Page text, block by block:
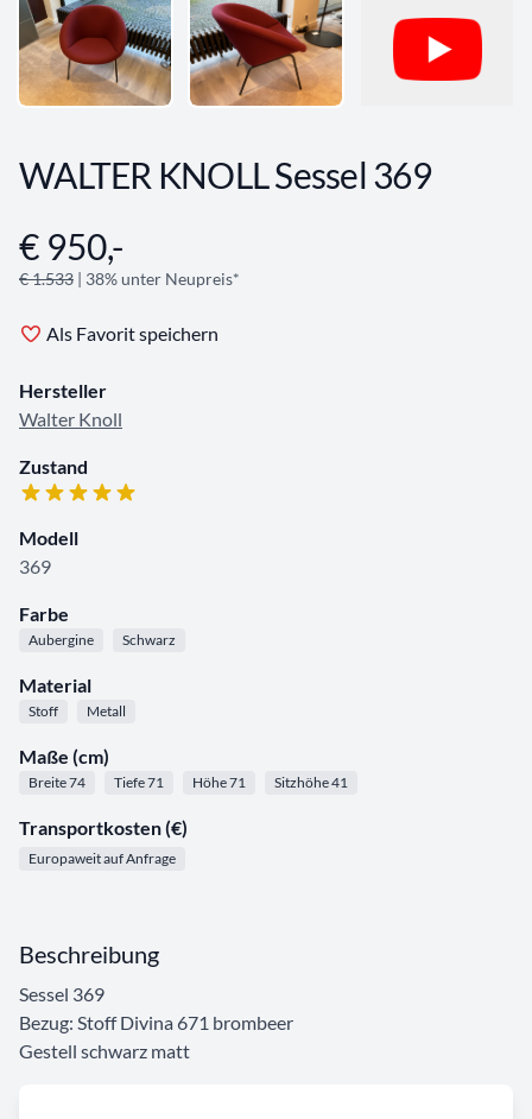
WALTER KNOLL Sessel 369
Angebotsinformationen
€ 950,-
€ 1.533 | 38% unter Neupreis*
Als Favorit speichern
Hersteller
Walter Knoll
Zustand
Modell
369
Farbe
Aubergine Schwarz
Material
Stoff Metall
Maße (cm)
Breite 74 Tiefe 71 Höhe 71 Sitzhöhe 41
Transportkosten (€)
Europaweit auf Anfrage
Beschreibung
Sessel 369
Bezug: Stoff Divina 671 brombeer
Gestell schwarz matt